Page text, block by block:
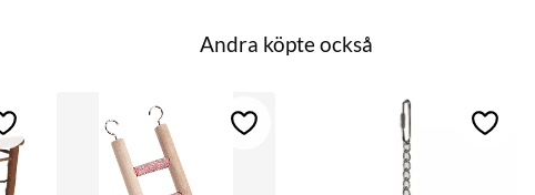
Andra köpte också
Lägg till i favoriter Lägg till i favoriter Lägg